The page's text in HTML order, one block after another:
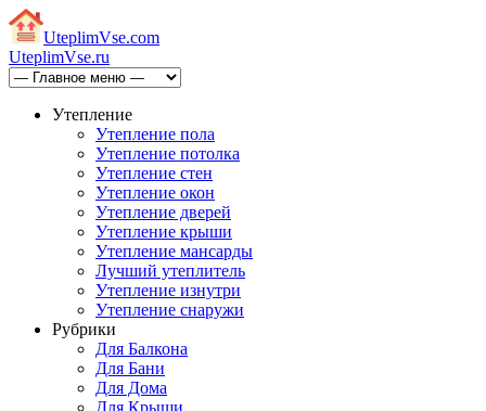
UteplimVse.com
UteplimVse.ru
Утепление
Утепление пола
Утепление потолка
Утепление стен
Утепление окон
Утепление дверей
Утепление крыши
Утепление мансарды
Лучший утеплитель
Утепление изнутри
Утепление снаружи
Рубрики
Для Балкона
Для Бани
Для Дома
Для Крыши